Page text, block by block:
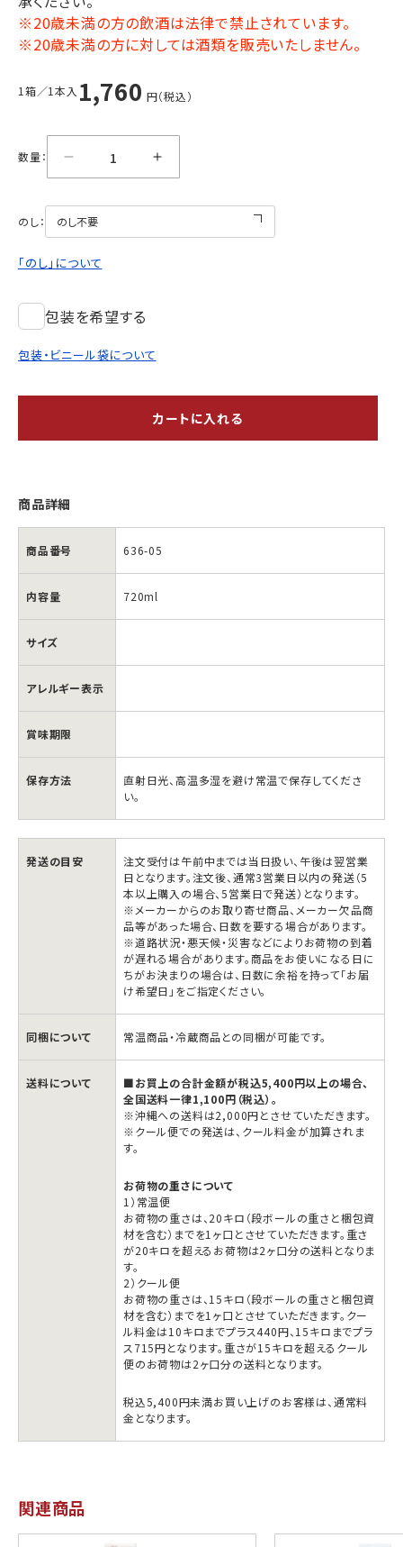
※20歳未満の方の飲酒は法律で禁止されています。
※20歳未満の方に対しては酒類を販売いたしません。
1箱／1本入 1,760 円（税込）
数量：
国
士
無
双
純
米
吟
醸
の
数
量
を
減
ら
す
国
士
無
双
純
米
吟
醸
の
数
量
を
増
や
す
のし：
「のし」について
包装を希望する
包装・ビニール袋について
カートに入れる
商品詳細
商品番号 636-05
内容量 720ml
サイズ
アレルギー表示
賞味期限
保存方法
直射日光、高温多湿を避け常温で保存してくださ
い。
発送の目安
注文受付は午前中までは当日扱い、午後は翌営業
日となります。注文後、通常3営業日以内の発送（5
本以上購入の場合、5営業日で発送）となります。
※メーカーからのお取り寄せ商品、メーカー欠品商
品等があった場合、日数を要する場合があります。
※道路状況・悪天候・災害などによりお荷物の到着
が遅れる場合があります。商品をお使いになる日に
ちがお決まりの場合は、日数に余裕を持って「お届
け希望日」をご指定ください。
同梱について 常温商品・冷蔵商品との同梱が可能です。
送料について
■お買上の合計金額が税込5,400円以上の場合、
全国送料一律1,100円（税込）。
※沖縄への送料は2,000円とさせていただきます。
※クール便での発送は、クール料金が加算されま
す。
お荷物の重さについて
1）常温便
お荷物の重さは、20キロ（段ボールの重さと梱包資
材を含む）までを1ヶ口とさせていただきます。重さ
が20キロを超えるお荷物は2ヶ口分の送料となりま
す。
2）クール便
お荷物の重さは、15キロ（段ボールの重さと梱包資
材を含む）までを1ヶ口とさせていただきます。クー
ル料金は10キロまでプラス440円、15キロまでプラ
ス715円となります。重さが15キロを超えるクール
便のお荷物は2ヶ口分の送料となります。
税込5,400円未満お買い上げのお客様は、通常料
金となります。
関連商品